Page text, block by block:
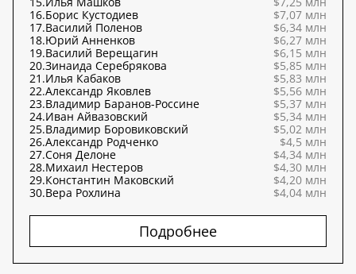
16.Борис Кустодиев
$7,07 млн
17.Василий Поленов
$6,34 млн
18.Юрий Анненков
$6,27 млн
19.Василий Верещагин
$6,15 млн
20.Зинаида Серебрякова
$5,85 млн
21.Илья Кабаков
$5,83 млн
22.Александр Яковлев
$5,56 млн
23.Владимир Баранов-Россине
$5,37 млн
24.Иван Айвазовский
$5,34 млн
25.Владимир Боровиковский
$5,02 млн
26.Александр Родченко
$4,5 млн
27.Соня Делоне
$4,34 млн
28.Михаил Нестеров
$4,30 млн
29.Константин Маковский
$4,20 млн
30.Вера Рохлина $4,04 млн
Подробнее